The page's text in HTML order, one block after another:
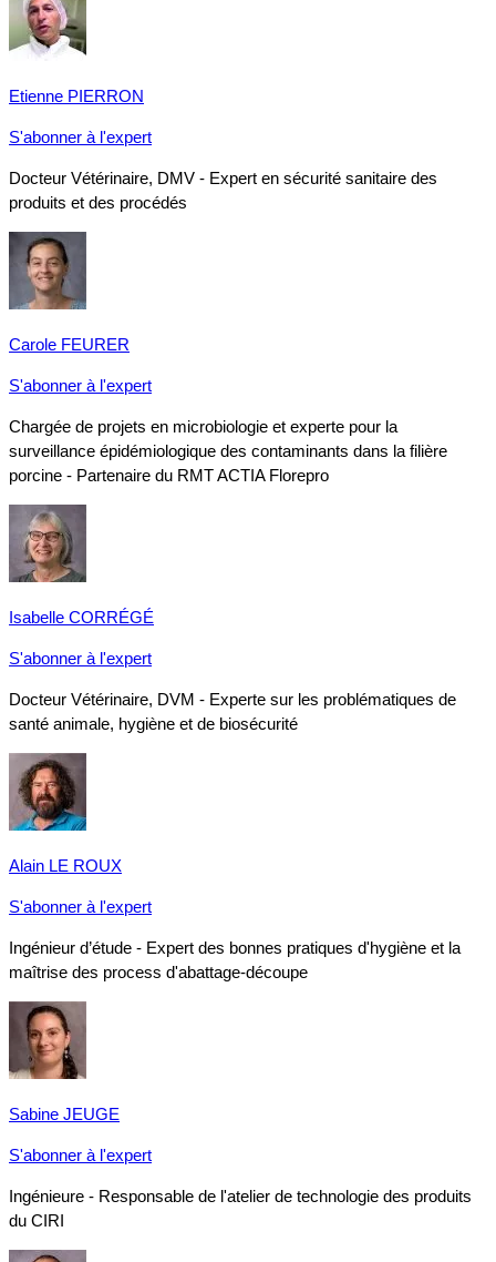
Etienne PIERRON
S'abonner à l'expert
Docteur Vétérinaire, DMV - Expert en sécurité sanitaire des
produits et des procédés
Carole FEURER
S'abonner à l'expert
Chargée de projets en microbiologie et experte pour la
surveillance épidémiologique des contaminants dans la filière
porcine - Partenaire du RMT ACTIA Florepro
Isabelle CORRÉGÉ
S'abonner à l'expert
Docteur Vétérinaire, DVM - Experte sur les problématiques de
santé animale, hygiène et de biosécurité
Alain LE ROUX
S'abonner à l'expert
Ingénieur d’étude - Expert des bonnes pratiques d'hygiène et la
maîtrise des process d'abattage-découpe
Sabine JEUGE
S'abonner à l'expert
Ingénieure - Responsable de l'atelier de technologie des produits
du CIRI